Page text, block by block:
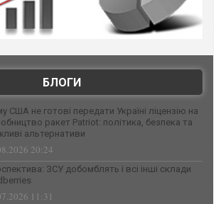
БЛОГИ
США не готові передати Україні ліцензію на
ракет Patriot: політика, безпека та
альтернативи
20:24
ЗСУ добомблять і всі інші склади
11:31